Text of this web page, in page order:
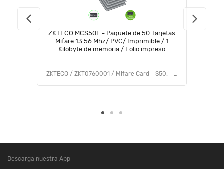
ZKTECO MCS50F - Paquete de 50 Tarjetas
Mifare 13.56 Mhz/ PVC/ Imprimible / 1
Kilobyte de memoria / Folio impreso
ZKTECO / ZKT0760001 / Mifare Card - S50. - with printed folio
Descarga nuestra App